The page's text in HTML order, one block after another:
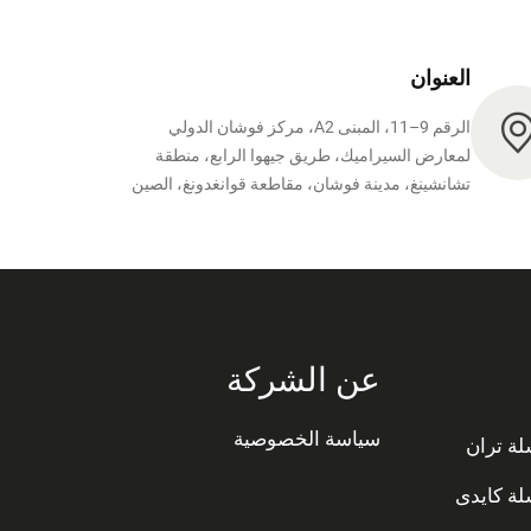
العنوان
الرقم 9–11، المبنى A2، مركز فوشان الدولي
لمعارض السيراميك، طريق جيهوا الرابع، منطقة
تشانشينغ، مدينة فوشان، مقاطعة قوانغدونغ، الصين
تران
كايدى
عن الشركة
سياسة الخصوصية